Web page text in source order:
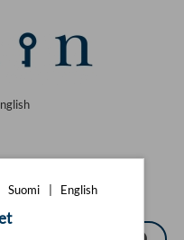
Suomi | English